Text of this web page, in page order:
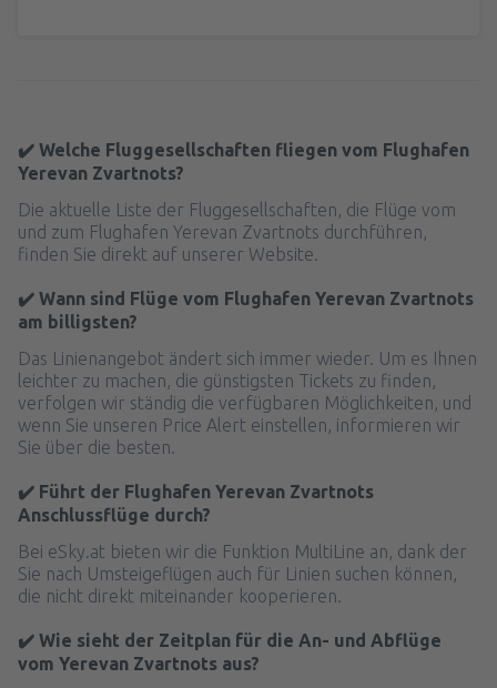
✔️ Welche Fluggesellschaften fliegen vom Flughafen
Yerevan Zvartnots?
Die aktuelle Liste der Fluggesellschaften, die Flüge vom
und zum Flughafen Yerevan Zvartnots durchführen,
finden Sie direkt auf unserer Website.
✔️ Wann sind Flüge vom Flughafen Yerevan Zvartnots
am billigsten?
Das Linienangebot ändert sich immer wieder. Um es Ihnen
leichter zu machen, die günstigsten Tickets zu finden,
verfolgen wir ständig die verfügbaren Möglichkeiten, und
wenn Sie unseren Price Alert einstellen, informieren wir
Sie über die besten.
✔️ Führt der Flughafen Yerevan Zvartnots
Anschlussflüge durch?
Bei eSky.at bieten wir die Funktion MultiLine an, dank der
Sie nach Umsteigeflügen auch für Linien suchen können,
die nicht direkt miteinander kooperieren.
✔️ Wie sieht der Zeitplan für die An- und Abflüge
vom Yerevan Zvartnots aus?